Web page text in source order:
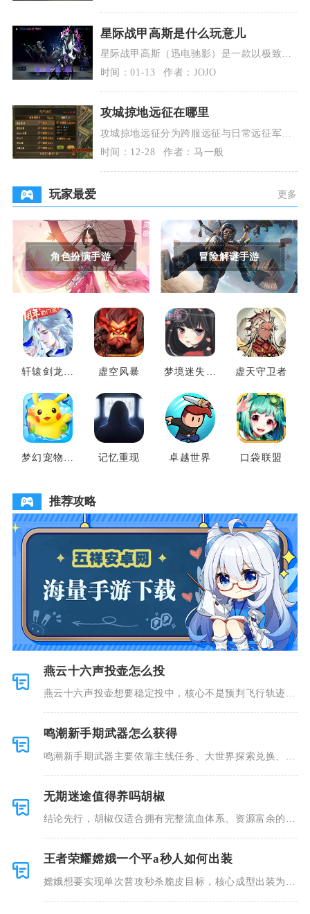
星际战甲高斯是什么玩意儿
星际战甲高斯（迅电驰影）是一款以极致速
度和动能输出为核心的战甲，定位高机动、
高爆发、强生存
时间：01-13 作者：JOJO
攻城掠地远征在哪里
攻城掠地远征分为跨服远征与日常远征军两
类入口，跨服远征在世界地图中央襄阳区域
开启，日常远征
时间：12-28 作者：马一般
玩家最爱 更多
角色扮演手游 冒险解谜手游
轩辕剑龙舞
虚空风暴
梦境迷失之
虚天守卫者
梦幻宠物联
记忆重现 卓越世界 口袋联盟
推荐攻略
燕云十六声投壶怎么投
燕云十六声投壶想要稳定投中，核心不是预判飞行轨迹，
鸣潮新手期武器怎么获得
鸣潮新手期武器主要依靠主线任务、大世界探索兑换、锻
无期迷途值得养吗胡椒
结论先行，胡椒仅适合拥有完整流血体系、资源富余的玩
王者荣耀嫦娥一个平a秒人如何出装
嫦娥想要实现单次普攻秒杀脆皮目标，核心成型出装为秘